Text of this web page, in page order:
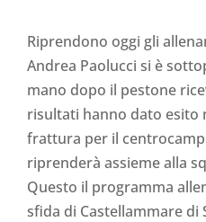
Riprendono oggi gli
Andrea Paolucci si è
mano dopo il pestone
risultati hanno dato esito
frattura per il
riprenderà assieme alla
Questo il programma
sfida di Castellammare di